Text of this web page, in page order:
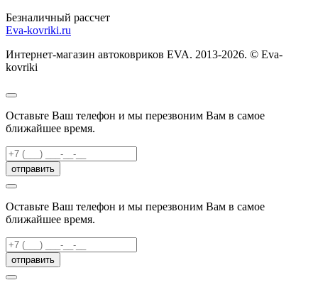
Безналичный рассчет
Eva-kovriki.ru
Интернет-магазин автоковриков EVA. 2013-2026. © Eva-
kovriki
Оставьте Ваш телефон и мы перезвоним Вам в самое
ближайшее время.
отправить
Оставьте Ваш телефон и мы перезвоним Вам в самое
ближайшее время.
отправить